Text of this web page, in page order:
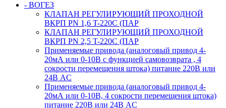
- ВОГЕЗ
КЛАПАН РЕГУЛИРУЮЩИЙ ПРОХОДНОЙ
ВКРП PN 1,6 T-220C (ПАР
КЛАПАН РЕГУЛИРУЮЩИЙ ПРОХОДНОЙ
ВКРП PN 2,5 T-220C (ПАР
Применяемые привода (аналоговый привод 4-
20мА или 0-10В с функцией самовозврата , 4
сокрости перемещения штока) питание 220В или
24В AC
Применяемые привода (аналоговый привод 4-
20мА или 0-10В, 4 сокрости перемещения штока)
питание 220В или 24В AC